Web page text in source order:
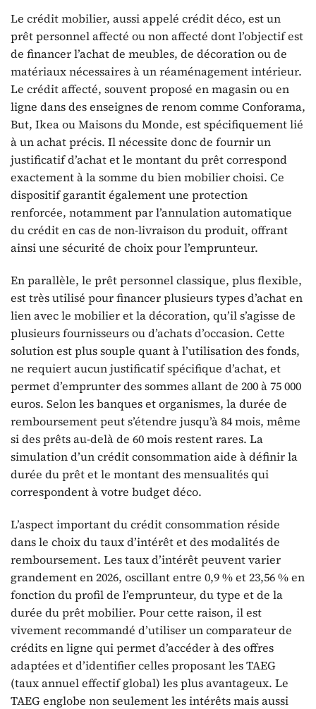
Le crédit mobilier, aussi appelé crédit déco, est un
prêt personnel affecté ou non affecté dont l’objectif est
de financer l’achat de meubles, de décoration ou de
matériaux nécessaires à un réaménagement intérieur.
Le crédit affecté, souvent proposé en magasin ou en
ligne dans des enseignes de renom comme Conforama,
But, Ikea ou Maisons du Monde, est spécifiquement lié
à un achat précis. Il nécessite donc de fournir un
justificatif d’achat et le montant du prêt correspond
exactement à la somme du bien mobilier choisi. Ce
dispositif garantit également une protection
renforcée, notamment par l’annulation automatique
du crédit en cas de non-livraison du produit, offrant
ainsi une sécurité de choix pour l’emprunteur.
En parallèle, le prêt personnel classique, plus flexible,
est très utilisé pour financer plusieurs types d’achat en
lien avec le mobilier et la décoration, qu’il s’agisse de
plusieurs fournisseurs ou d’achats d’occasion. Cette
solution est plus souple quant à l’utilisation des fonds,
ne requiert aucun justificatif spécifique d’achat, et
permet d’emprunter des sommes allant de 200 à 75 000
euros. Selon les banques et organismes, la durée de
remboursement peut s’étendre jusqu’à 84 mois, même
si des prêts au-delà de 60 mois restent rares. La
simulation d’un crédit consommation aide à définir la
durée du prêt et le montant des mensualités qui
correspondent à votre budget déco.
L’aspect important du crédit consommation réside
dans le choix du taux d’intérêt et des modalités de
remboursement. Les taux d’intérêt peuvent varier
grandement en 2026, oscillant entre 0,9 % et 23,56 % en
fonction du profil de l’emprunteur, du type et de la
durée du prêt mobilier. Pour cette raison, il est
vivement recommandé d’utiliser un comparateur de
crédits en ligne qui permet d’accéder à des offres
adaptées et d’identifier celles proposant les TAEG
(taux annuel effectif global) les plus avantageux. Le
TAEG englobe non seulement les intérêts mais aussi